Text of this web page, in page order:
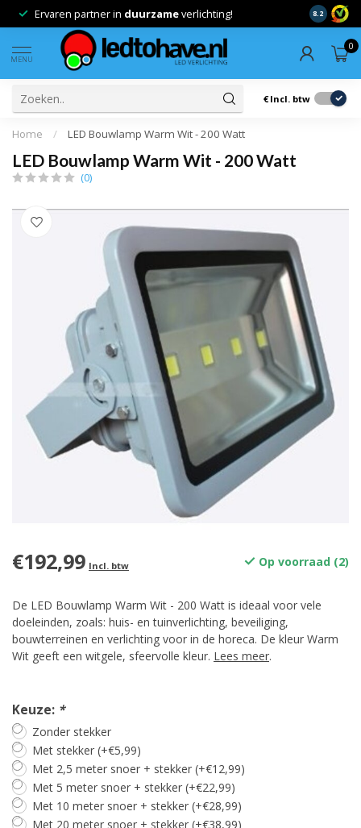
Advies op maat voor dejuisteverlichting! 8.2
MENU
0
€ Incl. btw
Home / LED Bouwlamp Warm Wit - 200 Watt
LED Bouwlamp Warm Wit - 200 Watt
(0)
€192,99 Incl. btw Op voorraad (2)
De LED Bouwlamp Warm Wit - 200 Watt is ideaal voor vele
doeleinden, zoals: huis- en tuinverlichting, beveiliging,
bouwterreinen en verlichting voor in de horeca. De kleur Warm
Wit geeft een witgele, sfeervolle kleur. Lees meer.
Keuze: *
Zonder stekker
Met stekker (+€5,99)
Met 2,5 meter snoer + stekker (+€12,99)
Met 5 meter snoer + stekker (+€22,99)
Met 10 meter snoer + stekker (+€28,99)
Met 20 meter snoer + stekker (+€38,99)